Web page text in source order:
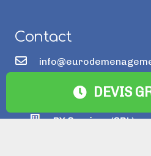
Contact
+32 492 47 64 15
DEVIS